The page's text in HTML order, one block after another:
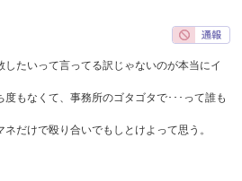
したいって言ってる訳じゃないのが本当にイ
もなくて、事務所のゴタゴタで･･･って誰も
ネだけで殴り合いでもしとけよって思う。